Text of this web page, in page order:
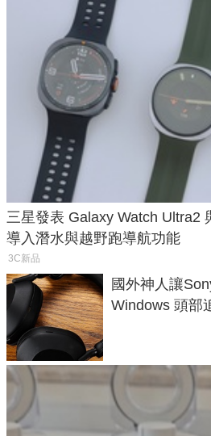
三星發表 Galaxy Watch Ultra2
導入潛水與越野跑導航功能
3C新品
國外神人讓
Windows 頭部